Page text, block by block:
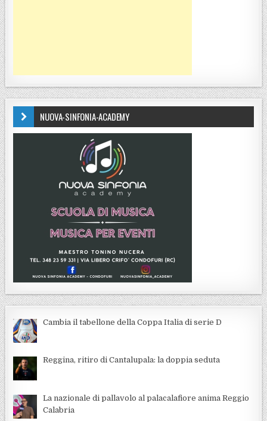
NUOVA-SINFONIA-ACADEMY
Cambia il tabellone della Coppa Italia di serie D
Reggina, ritiro di Cantalupala: la doppia seduta
La nazionale di pallavolo al palacalafiore anima Reggio
Calabria